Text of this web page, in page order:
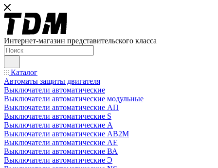
Интернет-магазин представительского класса
Каталог
Автоматы защиты двигателя
Выключатели автоматические
Выключатели автоматические модульные
Выключатели автоматические АП
Выключатели автоматические S
Выключатели автоматические А
Выключатели автоматические АВ2М
Выключатели автоматические АЕ
Выключатели автоматические ВА
Выключатели автоматические Э